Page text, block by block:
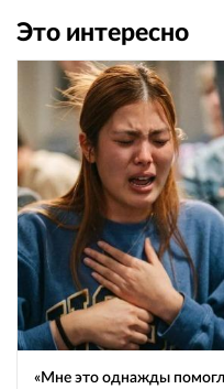
Это интересно
«Мне это однажды